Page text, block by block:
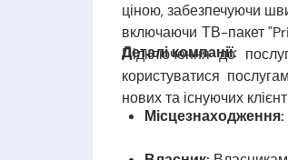
ціною, забезпечуючи
включаючи ТВ-пакет
Підключення до
користуватися
нових та існуючих
Деталі компанії:
Місцезнаходження: